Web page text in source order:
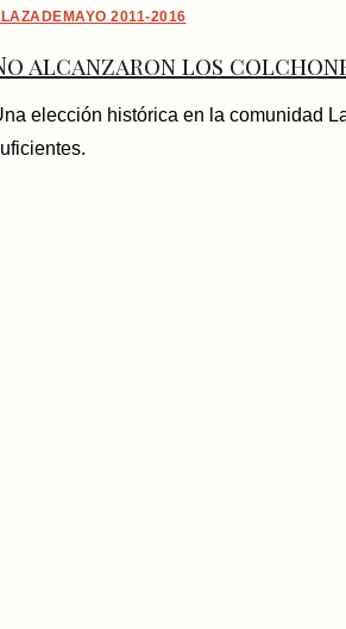
2011-2016
alcanzaron los
elección histórica en la comunidad